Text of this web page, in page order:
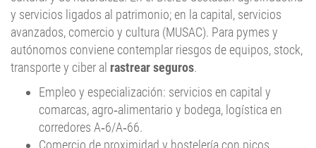
avanzados, comercio y cultura (MUSAC). Para pymes y
autónomos conviene contemplar riesgos de equipos, stock,
transporte y ciber alrastrear seguros.
Empleo y especialización: servicios en capital y
comarcas, agro‑alimentario y bodega, logística en
corredores A‑6/A‑66.
Comercio de proximidad y hostelería con picos
ligados a Camino de Santiago y eventos culturales.